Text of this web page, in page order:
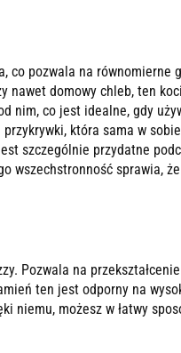
co pozwala na równomierne
domowy chleb, ten
nim, co jest idealne, gdy
która sama w
szczególnie przydatne
wszechstronność sprawia,
Pozwala na
ten jest odporny na
niemu, możesz w łatwy